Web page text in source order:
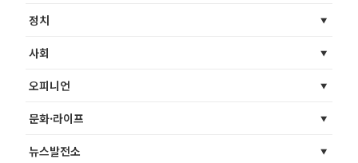
정치
사회
오피니언
문화·라이프
뉴스발전소